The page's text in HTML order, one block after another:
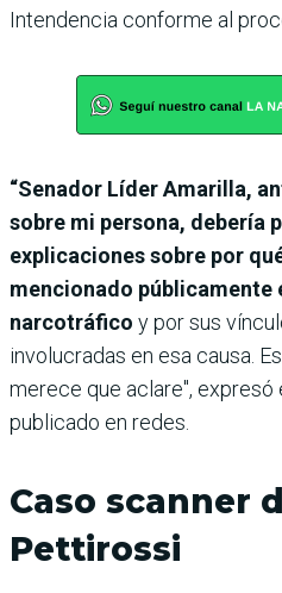
Intendencia conforme al
“Senador Líder Amarilla,
sobre mi persona, debería
explicaciones sobre por
mencionado públicamente
narcotráfico y por sus
involucradas en esa causa.
merece que aclare", expresó
publicado en redes.
Caso scanner
Pettirossi